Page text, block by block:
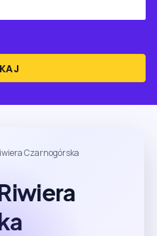
Czarnogórska